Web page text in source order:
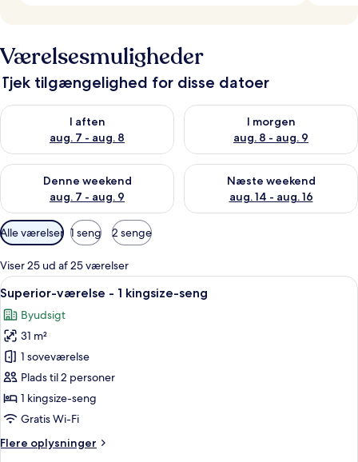
Værelsesmuligheder
Tjek tilgængelighed for disse datoer
I aften
aug. 7 - aug. 8
Tjek tilgængelighed for i aften aug. 7 - aug. 8
I morgen
aug. 8 - aug. 9
Tjek tilgængelighed for i
Denne weekend
aug. 7 - aug. 9
Tjek tilgængelighed for denne weekend aug. 7 - aug. 9
Næste weekend
aug. 14 - aug. 16
Tjek tilgængelighed for næste
Tilgængelige
filtre
for
værelser
Alle værelser 1 seng 2 senge
Viser 25 ud af 25 værelser
Indlæs
alle
billeder
af
Superior-
værelse
-
1
seng
Et moderne hotelværelse med en
5
Superior-værelse - 1 kingsize-seng
Byudsigt
31 m²
1 soveværelse
Plads til 2 personer
1 kingsize-seng
Gratis Wi-Fi
Flere oplysninger
Flere